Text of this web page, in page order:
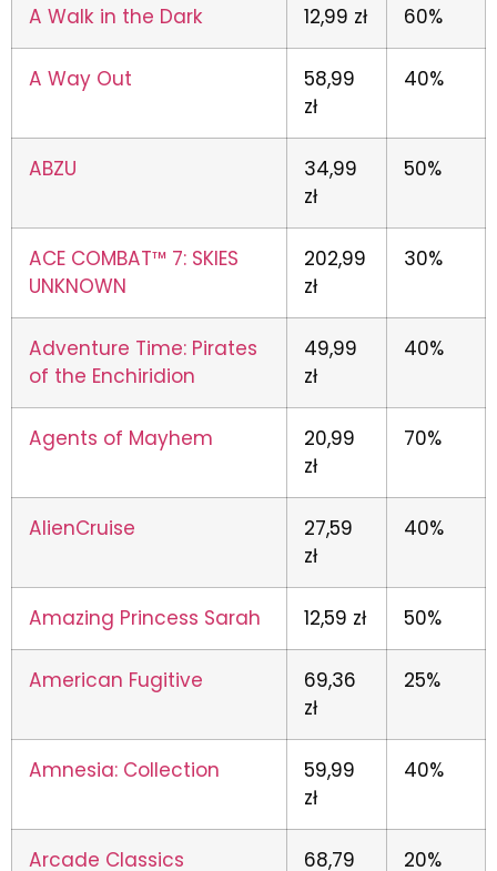
A Walk in the Dark 12,99 zł 60%
A Way Out
58,99
zł
40%
ABZU
34,99
zł
50%
ACE COMBAT™ 7: SKIES
UNKNOWN
202,99
zł
30%
Adventure Time: Pirates
of the Enchiridion
49,99
zł
40%
Agents of Mayhem
20,99
zł
70%
AlienCruise
27,59
zł
40%
Amazing Princess Sarah 12,59 zł 50%
American Fugitive
69,36
zł
25%
Amnesia: Collection
59,99
zł
40%
Arcade Classics
68,79
20%